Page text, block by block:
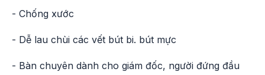
- Chống xước
- Dễ lau chùi các vết bút bi. bút mực
- Bàn chuyên dành cho giám đốc, người đứng đầu